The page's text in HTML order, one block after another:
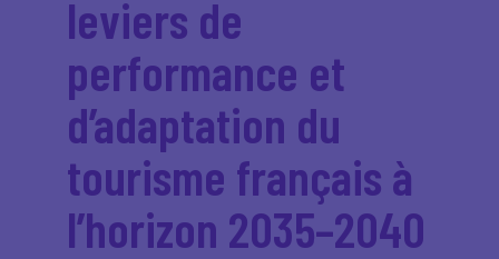
leviers de
performance et
d’adaptation du
tourisme français à
l’horizon 2035–2040